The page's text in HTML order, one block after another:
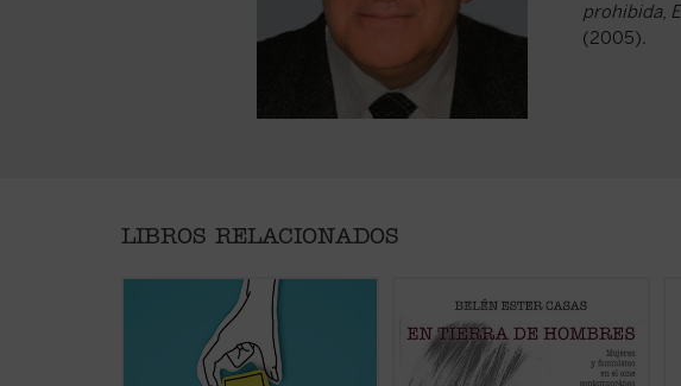
prohibida,
(2005).
LIBROS RELACIONADOS
Alrededor del género se ha
abierto una enorme brecha que
separa a padres e hijos, nietos y
abuelos. No hay quien se entienda
¿Cómo ha cambiado, desde los
revolucionarios 60, el personaje
femenino en el cine?
En tierra de hombres. Mujeres y